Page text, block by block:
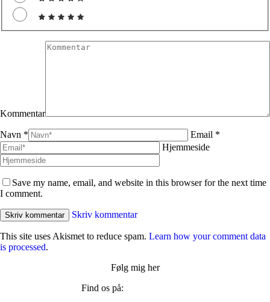
Kommentar
Navn *
Email *
Hjemmeside
Save my name, email, and website in this browser for the next time
I comment.
Skriv kommentar
This site uses Akismet to reduce spam. Learn how your comment data
is processed.
Følg mig her
Find os på: